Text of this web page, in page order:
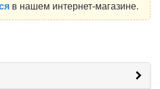
в нашем интернет-магазине.